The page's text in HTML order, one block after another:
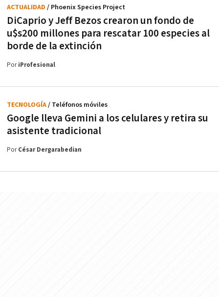
DiCaprio y Jeff Bezos crearon un fondo de
u$s200 millones para rescatar 100 especies al
borde de la extinción
ACTUALIDAD / Phoenix Species Project
PoriProfesional
Google lleva Gemini a los celulares y retira su
asistente tradicional
TECNOLOGÍA/ Teléfonos móviles
PorCésar Dergarabedian